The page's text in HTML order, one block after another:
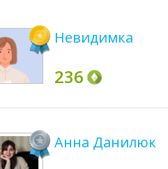
Невидимка
236
Анна Данилюк